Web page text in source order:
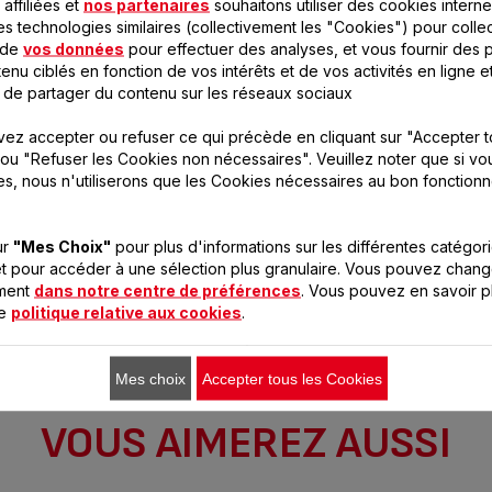
YG6571FR
les familles de 4/6 personnes
YG500100
Des yaourts et fromages blancs
à coup sûr!
VOUS AIMEREZ AUSSI
affiliées et nos partenaires souhaitons utiliser des cookies
technologies similaires (collectivement les "Cookies") pour
vos données pour effectuer des analyses, et vous fournir des
ciblés en fonction de vos intérêts et de vos activités en ligne
partager du contenu sur les réseaux sociaux
accepter ou refuser ce qui précède en cliquant sur "Accepter
"Refuser les Cookies non nécessaires". Veuillez noter que si
nous n'utiliserons que les Cookies nécessaires au bon
"Mes Choix" pour plus d'informations sur les différentes
pour accéder à une sélection plus granulaire. Vous pouvez
dans notre centre de préférences . Vous pouvez en savoir
politique relative aux cookies
Mes choix Accepter tous les Cookies